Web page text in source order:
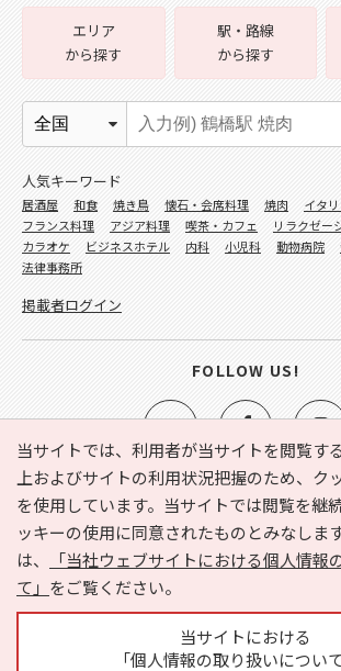
当サイトでは、利用者が当サイトを閲覧す
上およびサイトの利用状況把握のため、ク
を使用しています。当サイトでは閲覧を継
ッキーの使用に同意されたものとみなしま
は、
「当社ウェブサイトにおける個人情報
て」 をご覧ください。
当サイトにおける
「個人情報の取り扱いについ
e-NAVITA（イーナビタ）とは？ お気に入り
利用規約
個人情報の取り扱いについて
サイトマップ
広告掲載に関するお問
エリア
から探す
駅・路線
から探す
人気キーワード
居酒屋 和食 焼き鳥 懐石・会席料理 焼肉
イタ
フランス料理
アジア料理 喫茶・カフェ リラクゼー
カラオケ
ビジネスホテル 内科 小児科 動物病院
法律事務所
掲載者ログイン
FOLLOW US!